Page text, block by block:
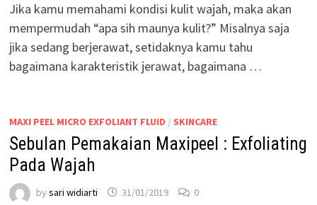
Jika kamu memahami kondisi kulit wajah, maka akan
mempermudah “apa sih maunya kulit?” Misalnya saja
jika sedang berjerawat, setidaknya kamu tahu
bagaimana karakteristik jerawat, bagaimana …
MAXI PEEL MICRO EXFOLIANT FLUID / SKINCARE
Sebulan Pemakaian Maxipeel : Exfoliating
Pada Wajah
by sari widiarti 31/01/2019 0